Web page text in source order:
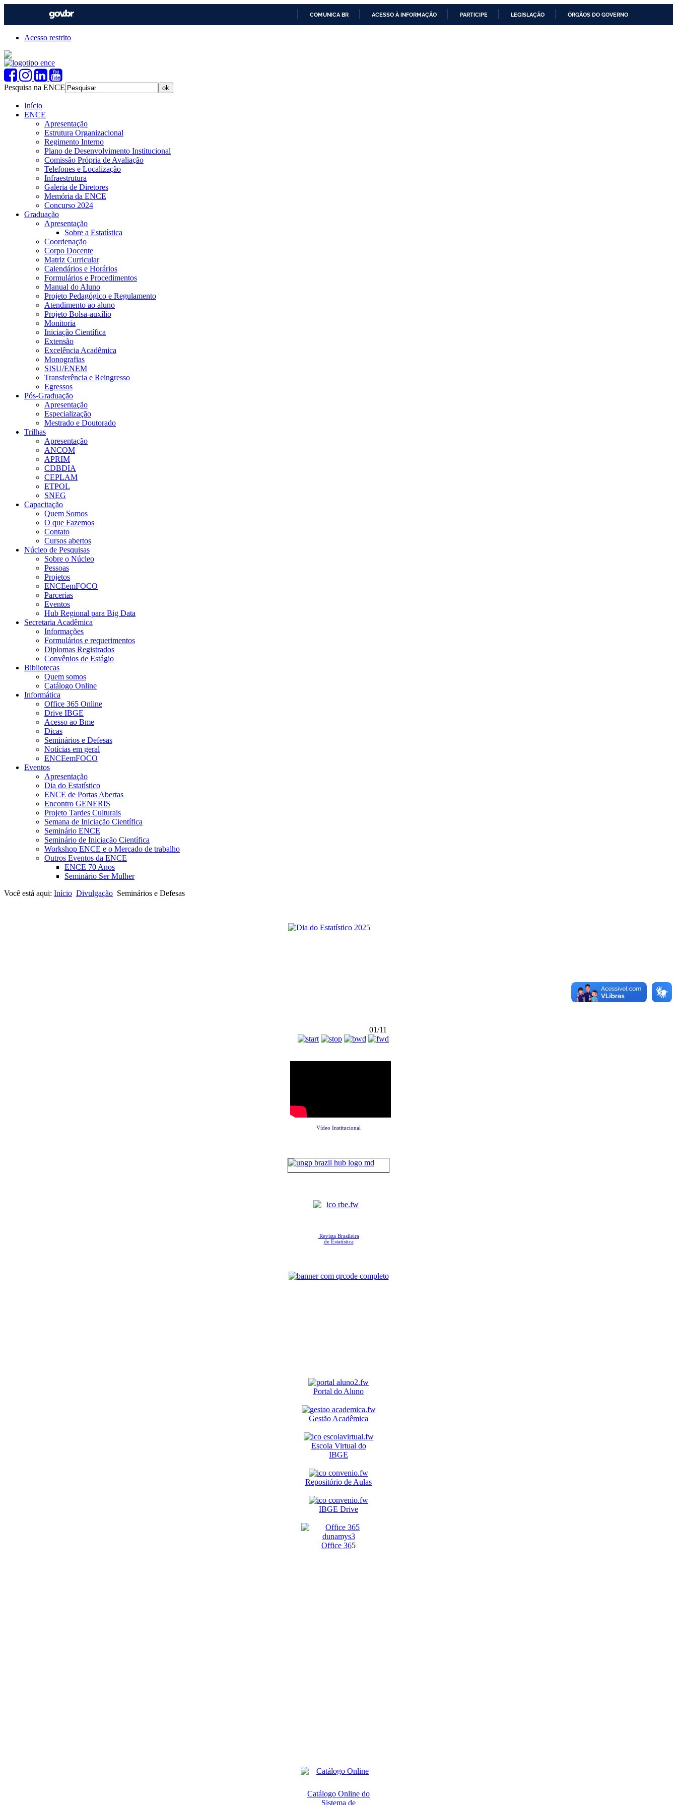
COMUNICA BR ACESSO À INFORMAÇÃO PARTICIPE LEGISLAÇÃO ÓRGÃOS DO GOVERNO
Acesso restrito
Pesquisa na ENCE
Início
ENCE
Apresentação
Estrutura Organizacional
Regimento Interno
Plano de Desenvolvimento Institucional
Comissão Própria de Avaliação
Telefones e Localização
Infraestrutura
Galeria de Diretores
Memória da ENCE
Concurso 2024
Graduação
Apresentação
Sobre a Estatística
Coordenação
Corpo Docente
Matriz Curricular
Calendários e Horários
Formulários e Procedimentos
Manual do Aluno
Projeto Pedagógico e Regulamento
Atendimento ao aluno
Projeto Bolsa-auxílio
Monitoria
Iniciação Científica
Extensão
Excelência Acadêmica
Monografias
SISU/ENEM
Transferência e Reingresso
Egressos
Pós-Graduação
Apresentação
Especialização
Mestrado e Doutorado
Trilhas
Apresentação
ANCOM
APRIM
CDBDIA
CEPLAM
ETPOL
SNEG
Capacitação
Quem Somos
O que Fazemos
Contato
Cursos abertos
Núcleo de Pesquisas
Sobre o Núcleo
Pessoas
Projetos
ENCEemFOCO
Parcerias
Eventos
Hub Regional para Big Data
Secretaria Acadêmica
Informações
Formulários e requerimentos
Diplomas Registrados
Convênios de Estágio
Bibliotecas
Quem somos
Catálogo Online
Informática
Office 365 Online
Drive IBGE
Acesso ao Bme
Dicas
Seminários e Defesas
Notícias em geral
ENCEemFOCO
Eventos
Apresentação
Dia do Estatístico
ENCE de Portas Abertas
Encontro GENERIS
Projeto Tardes Culturais
Semana de Iniciação Científica
Seminário ENCE
Seminário de Iniciação Científica
Workshop ENCE e o Mercado de trabalho
Outros Eventos da ENCE
ENCE 70 Anos
Seminário Ser Mulher
Você está aqui: Início Divulgação Seminários e Defesas
01/11
Vídeo Institucional
Revista Brasileira
de Estatística
Portal do Aluno
Gestão Acadêmica
Escola Virtual do
IBGE
Repositório de Aulas
IBGE Drive
Office 365
Catálogo Online do
Sistema de